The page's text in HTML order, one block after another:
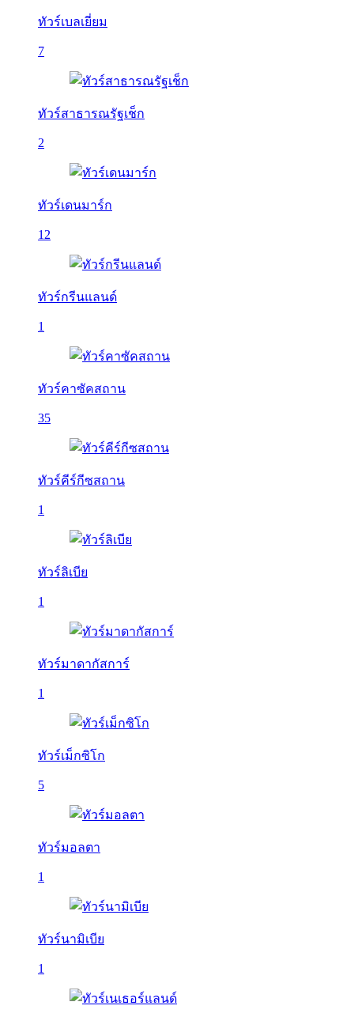
ทัวร์เบลเยี่ยม
7
ทัวร์สาธารณรัฐเช็ก
2
ทัวร์เดนมาร์ก
12
ทัวร์กรีนแลนด์
1
ทัวร์คาซัคสถาน
35
ทัวร์คีร์กีซสถาน
1
ทัวร์ลิเบีย
1
ทัวร์มาดากัสการ์
1
ทัวร์เม็กซิโก
5
ทัวร์มอลตา
1
ทัวร์นามิเบีย
1